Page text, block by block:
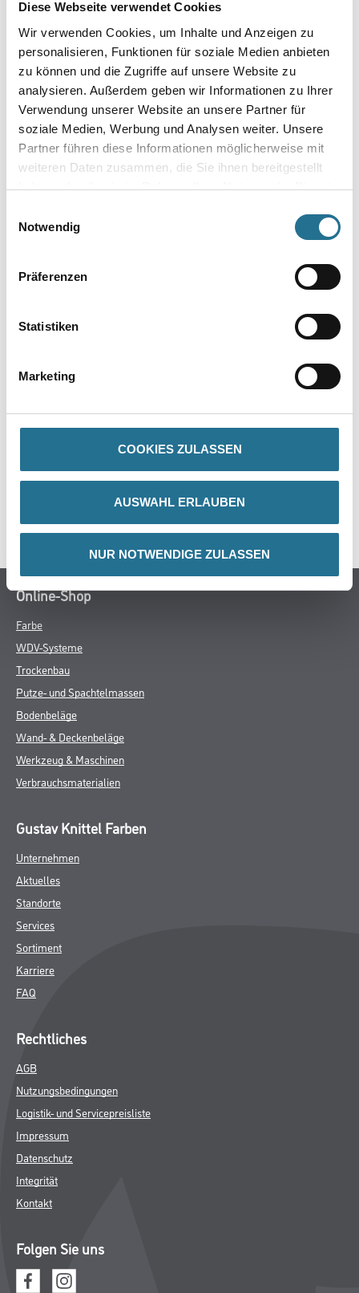
Diese Webseite verwendet Cookies
Wir verwenden Cookies, um Inhalte und Anzeigen zu
personalisieren, Funktionen für soziale Medien anbieten
zu können und die Zugriffe auf unsere Website zu
analysieren. Außerdem geben wir Informationen zu Ihrer
Verwendung unserer Website an unsere Partner für
soziale Medien, Werbung und Analysen weiter. Unsere
Partner führen diese Informationen möglicherweise mit
weiteren Daten zusammen, die Sie ihnen bereitgestellt
haben oder die sie im Rahmen Ihrer Nutzung der Dienste
Notwendig
Präferenzen
Statistiken
Marketing
COOKIES ZULASSEN
AUSWAHL ERLAUBEN
NUR NOTWENDIGE ZULASSEN
Produkteigenschaft
- Weiß deckende Spezial-Grundierfarbe
- Haftungsvermittelnd auf glatten und nicht saugenden
Untergründen
- Optimiert die Offenzeit nachfolgender Anstriche für ansatzfreie
Beschichtungen
- Keine Strukturgebung
- Diffusionsfähig
- Ideal als Systemgrund für Anstriche auf Renoviervlies
- Innen und außen
GEFAHRENHINWEISE
DATENBLÄTTER
SPEZIFIKATIONEN
Online-Shop
Farbe
WDV-Systeme
Trockenbau
Putze- und Spachtelmassen
Bodenbeläge
Wand- & Deckenbeläge
Werkzeug & Maschinen
Verbrauchsmaterialien
Gustav Knittel Farben
Unternehmen
Aktuelles
Standorte
Services
Sortiment
Karriere
FAQ
Rechtliches
AGB
Nutzungsbedingungen
Logistik- und Servicepreisliste
Impressum
Datenschutz
Integrität
Kontakt
Folgen Sie uns